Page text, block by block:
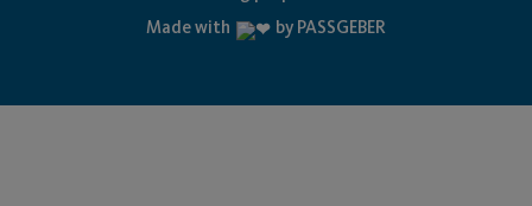
Made with
by PASSGEBER